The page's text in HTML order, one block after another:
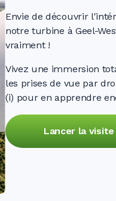
Envie de découvrir
notre turbine à Geel-
vraiment !
Vivez une immersion
les prises de vue par
(i) pour en apprendre
Lancer la